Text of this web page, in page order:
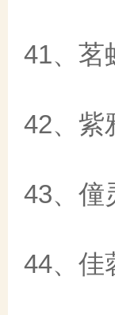
41、
42、
43、
44、